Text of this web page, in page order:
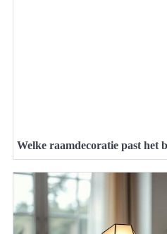
Welke raamdecoratie past het